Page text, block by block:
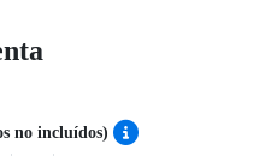
no incluídos)